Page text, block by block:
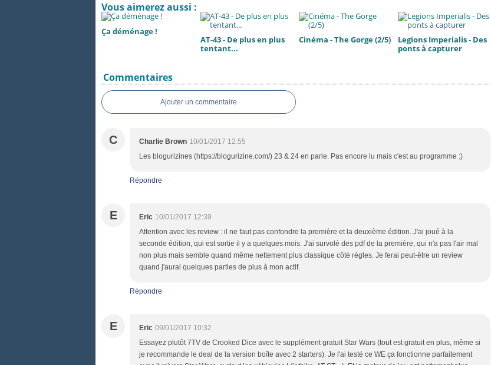
Vous aimerez aussi :
Ça déménage !
AT-43 - De plus en plus
tentant...
Cinéma - The Gorge (2/5)
Legions Imperialis - Des
ponts à capturer
Commentaires
Ajouter un commentaire
C Charlie Brown 10/01/2017 12:55
Les blogurizines (https://blogurizine.com/) 23 & 24 en parle. Pas encore lu mais c'est au programme :)
Répondre
E Eric 10/01/2017 12:39
Attention avec les review : il ne faut pas confondre la première et la deuxième édition. J'ai joué à la
seconde édition, qui est sortie il y a quelques mois. J'ai survolé des pdf de la première, qui n'a pas l'air mal
non plus mais semble quand même nettement plus classique côté règles. Je ferai peut-être un review
quand j'aurai quelques parties de plus à mon actif.
Répondre
E Eric 09/01/2017 10:32
Essayez plutôt 7TV de Crooked Dice avec le supplément gratuit Star Wars (tout est gratuit en plus, même si
je recommande le deal de la version boîte avec 2 starters). Je l'ai testé ce WE ça fonctionne parfaitement